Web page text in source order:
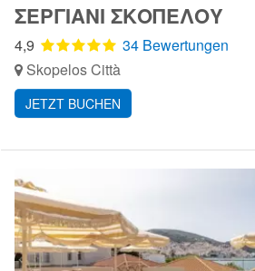
ΣΕΡΓΙΑΝΙ ΣΚΟΠΕΛΟΥ
4,9
34 Bewertungen
Skopelos Città
JETZT BUCHEN